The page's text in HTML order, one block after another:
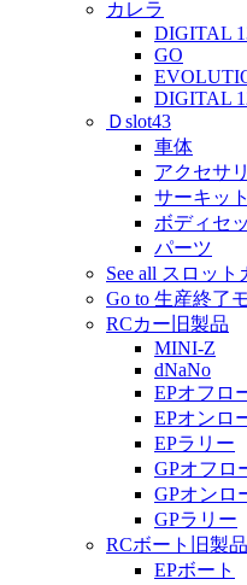
カレラ
DIGITAL
GO
DIGITAL
Ｄslot43
車体
アクセサ
サーキット
ボディセ
パーツ
See all スロット
Go to 生産終了
RCカー旧製品
MINI-Z
dNaNo
EPオフロ
EPオンロ
EPラリー
GPオフロ
GPオンロ
GPラリー
RCボート旧製品
EPボート